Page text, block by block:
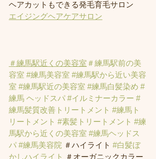
ヘアカットもできる発毛育毛サロン
エイジングヘアケアサロン
＃練馬駅近くの美容室 ＃練馬駅前の美
容室 #練馬美容室 #練馬駅から近い美容
室 #練馬駅近の美容室 #練馬白髪染め #
練馬 ヘッドスパ #イルミナーカラー #
練馬髪質改善トリートメント #練馬ト
リートメント #素髪トリートメント #練
馬駅から近くの美容室 #練馬ヘッドス
パ #練馬美容院 ＃ハイライト #白髪ぼ
かしハイライト
＃オーガニックカラー